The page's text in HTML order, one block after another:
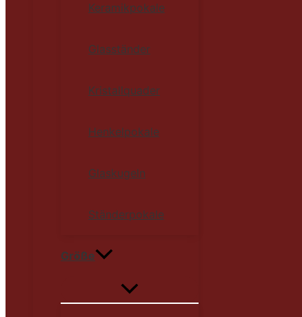
Keramikpokale
Glasständer
Kristallquader
Henkelpokale
Glaskugeln
Ständerpokale
Größe